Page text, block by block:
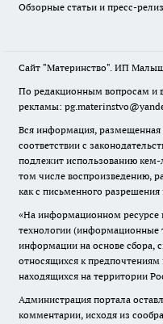
Обзорные статьи и пресс-
Сайт "Материнство". ИП
По редакционным вопросам и
рекламы:
Вся информация, размещенная
соответствии с
подлежит использованию
том числе воспроизведению,
как с письменного разрешения
«На информационном ресурсе
технологии (информационные
информации на основе сбора,
относящихся к предпочтениям
находящихся на территории
Администрация портала
комментарии, исходя из